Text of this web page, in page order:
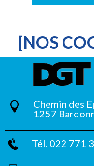
[NOS
Chemin des
1257
Tél. 022 771